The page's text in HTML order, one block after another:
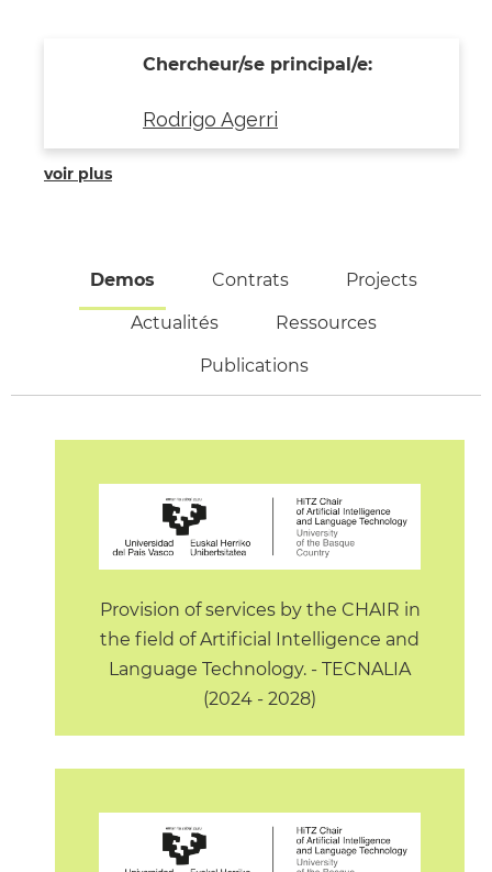
Chercheur/se principal/e:
Rodrigo Agerri
voir plus
Demos (active tab)
Contrats Projects
Actualités Ressources
Publications
Provision of services by the CHAIR in
the field of Artificial Intelligence and
Language Technology. - TECNALIA
(2024 - 2028)